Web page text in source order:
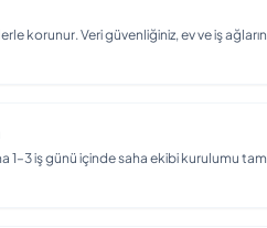
korunur. Veri güvenliğiniz, ev ve iş
iş günü içinde saha ekibi kurulumu